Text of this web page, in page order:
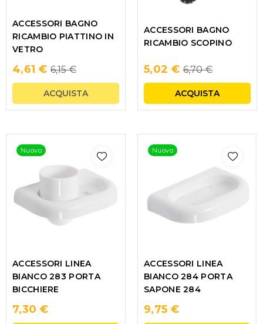
ACCESSORI BAGNO
RICAMBIO PIATTINO IN
VETRO
4,61 € Regular
price
6,15 €
ACQUISTA
ACCESSORI BAGNO
RICAMBIO SCOPINO
5,02 € Regular
price
6,70 €
ACQUISTA
Nuovo
ACCESSORI LINEA
BIANCO 283 PORTA
BICCHIERE
7,30 €
Nuovo
ACCESSORI LINEA
BIANCO 284 PORTA
SAPONE 284
9,75 €